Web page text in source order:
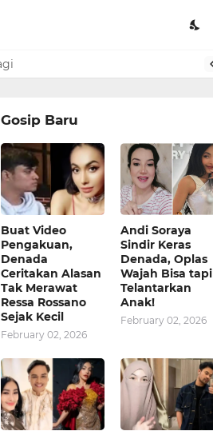
Gosip Baru
Buat Video
Pengakuan,
Denada
Ceritakan Alasan
Tak Merawat
Ressa Rossano
Sejak Kecil
February 02, 2026
Andi Soraya
Sindir Keras
Denada, Oplas
Wajah Bisa tapi
Telantarkan
Anak!
February 02, 2026